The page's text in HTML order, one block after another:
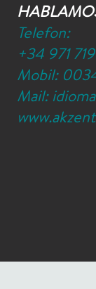
Telefon:
+34 971
Mobil:
Mail: